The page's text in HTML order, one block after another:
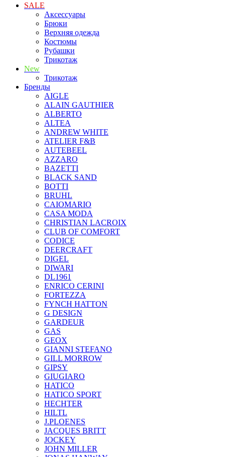
SALE
Аксессуары
Брюки
Верхняя одежда
Костюмы
Рубашки
Трикотаж
New
Трикотаж
Бренды
AIGLE
ALAIN GAUTHIER
ALBERTO
ALTEA
ANDREW WHITE
ATELIER F&B
AUTEBEEL
AZZARO
BAZETTI
BLACK SAND
BOTTI
BRUHL
CAIOMARIO
CASA MODA
CHRISTIAN LACROIX
CLUB OF COMFORT
CODICE
DEERCRAFT
DIGEL
DIWARI
DL1961
ENRICO CERINI
FORTEZZA
FYNCH HATTON
G DESIGN
GARDEUR
GAS
GEOX
GIANNI STEFANO
GILL MORROW
GIPSY
GIUGIARO
HATICO
HATICO SPORT
HECHTER
HILTL
J.PLOENES
JAСQUES BRITT
JOCKEY
JOHN MILLER